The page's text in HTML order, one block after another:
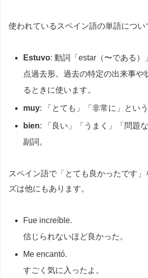
使われているスペイン語の単語につい
Estuvo: 動詞「estar（〜である）
点過去形。過去の特定の出来事や
るときに使います。
muy: 「とても」「非常に」とい
bien: 「良い」「うまく」「問題
副詞。
スペイン語で「とても良かったです
ズは他にもあります。
Fue increíble.
信じられないほど良かった。
Me encantó.
すごく気に入ったよ。